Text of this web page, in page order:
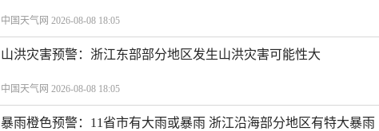
中国天气网 2026-08-08 18:05
山洪灾害预警：浙江东部部分地区发生山洪灾害可能性大
中国天气网 2026-08-08 18:05
暴雨橙色预警：11省市有大雨或暴雨 浙江沿海部分地区有特大暴雨